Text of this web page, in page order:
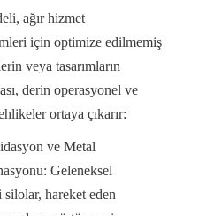
ağır hizmet
için optimize edilmemiş
veya tasarımların
derin operasyonel ve
ortaya çıkarır:
ve Metal
Geleneksel
hareket eden